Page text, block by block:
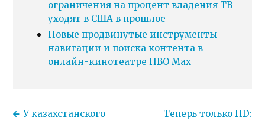
ограничения на процент владения ТВ
уходят в США в прошлое
Новые продвинутые инструменты
навигации и поиска контента в
онлайн-кинотеатре HBO Max
У казахстанского
Теперь только HD: